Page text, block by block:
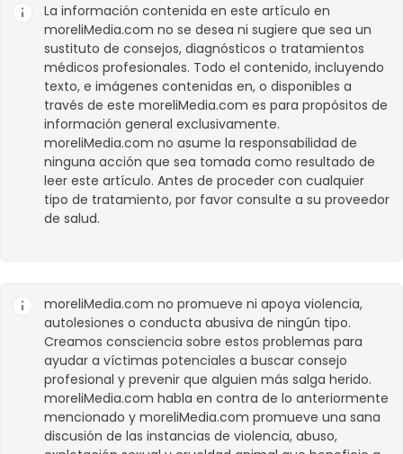
La información contenida en este artículo en
moreliMedia.com no se desea ni sugiere que sea un
sustituto de consejos, diagnósticos o tratamientos
médicos profesionales. Todo el contenido, incluyendo
texto, e imágenes contenidas en, o disponibles a
través de este moreliMedia.com es para propósitos de
información general exclusivamente.
moreliMedia.com no asume la responsabilidad de
ninguna acción que sea tomada como resultado de
leer este artículo. Antes de proceder con cualquier
tipo de tratamiento, por favor consulte a su proveedor
de salud.
moreliMedia.com no promueve ni apoya violencia,
autolesiones o conducta abusiva de ningún tipo.
Creamos consciencia sobre estos problemas para
ayudar a víctimas potenciales a buscar consejo
profesional y prevenir que alguien más salga herido.
moreliMedia.com habla en contra de lo anteriormente
mencionado y moreliMedia.com promueve una sana
discusión de las instancias de violencia, abuso,